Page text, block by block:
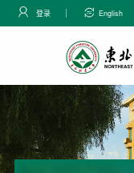
登录 English